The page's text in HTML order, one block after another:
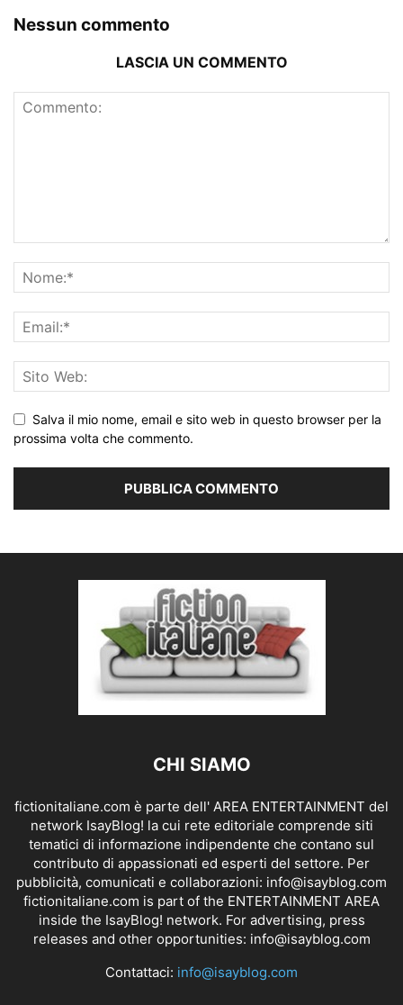
Nessun commento
LASCIA UN COMMENTO
Salva il mio nome, email e sito web in questo browser per la
prossima volta che commento.
CHI SIAMO
fictionitaliane.com è parte dell' AREA ENTERTAINMENT del
network IsayBlog! la cui rete editoriale comprende siti
tematici di informazione indipendente che contano sul
contributo di appassionati ed esperti del settore. Per
pubblicità, comunicati e collaborazioni: info@isayblog.com
fictionitaliane.com is part of the ENTERTAINMENT AREA
inside the IsayBlog! network. For advertising, press
releases and other opportunities: info@isayblog.com
Contattaci: info@isayblog.com